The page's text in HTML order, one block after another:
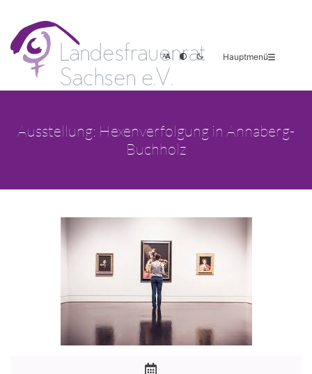
Hauptmenü
Ausstellung: Hexenverfolgung in Annaberg-
Buchholz